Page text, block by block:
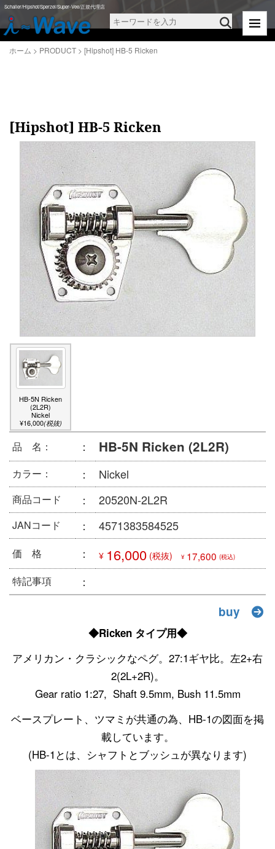
Schaller/Hipshot/Sperzel/Super-Vee/正規代理店
ホーム>PRODUCT>[Hipshot] HB-5 Ricken
ホーム > PRODUCT > [Hipshot] HB-5 Ricken
[Hipshot] HB-5 Ricken
HB-5N Ricken
(2L2R)
Nickel
¥16,000(税抜)
品 名： ： HB-5N Ricken (2L2R)
カラー： ： Nickel
商品コード ： 20520N-2L2R
JANコード ： 4571383584525
価 格 ： ¥ 16,000 (税抜) ¥ 17,600 (税込)
特記事項 ：
buy
◆Ricken タイプ用◆
アメリカン・クラシックなペグ。27:1ギヤ比。左2+右
2(2L+2R)。
Gear ratio 1:27, Shaft 9.5mm, Bush 11.5mm
ベースプレート、ツマミが共通の為、HB-1の図面を掲
載しています。
(HB-1とは、シャフトとブッシュが異なります)